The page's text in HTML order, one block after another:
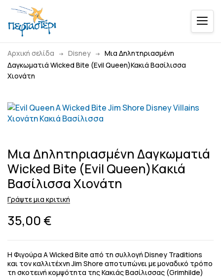
Αρχική σελίδα Disney
Μια Δηλητηριασμένη
Δαγκωματιά Wicked Bite (Evil Queen)Κακιά Βασίλισσα
Χιονάτη
Μια Δηλητηριασμένη Δαγκωματιά
Wicked Bite (Evil Queen)Κακιά
Βασίλισσα Χιονάτη
Γράψτε μια κριτική
35,00 €
Η Φιγούρα A Wicked Bite από τη συλλογή Disney Traditions
και τον καλλιτέχνηJim Shore αποτυπώνει με μοναδικό τρόπο
τη σκοτεινή κομψότητα τηςΚακιάς Βασίλισσας (Grimhilde)